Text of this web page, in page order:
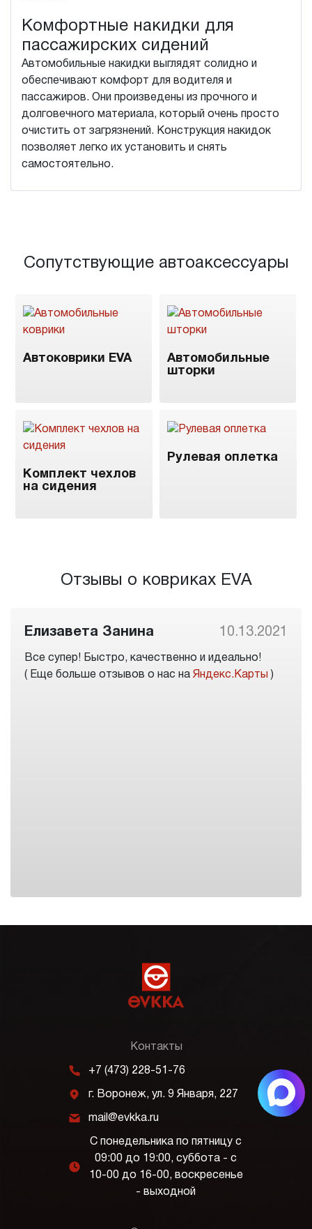
Комфортные накидки для
пассажирских сидений
Автомобильные накидки выглядят солидно и
обеспечивают комфорт для водителя и
пассажиров. Они произведены из прочного и
долговечного материала, который очень просто
очистить от загрязнений. Конструкция накидок
позволяет легко их установить и снять
самостоятельно.
Сопутствующие автоаксессуары
Автоковрики EVA
Автомобильные
шторки
Комплект чехлов
на сидения
Рулевая оплетка
Отзывы о ковриках EVA
Елизавета Занина 10.13.2021
Все супер! Быстро, качественно и идеально!
( Еще больше отзывов о нас на Яндекс.Карты )
Контакты
m +7 (473) 228-51-76
j г. Воронеж, ул. 9 Января, 227
k mail@evkka.ru
l
С понедельника по пятницу с
09:00 до 19:00, суббота - с
10-00 до 16-00, воскресенье
- выходной